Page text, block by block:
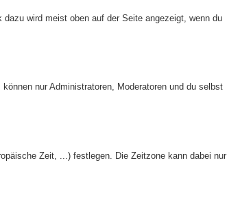
wird meist oben auf der Seite angezeigt, wenn du
nur Administratoren, Moderatoren und du selbst
Zeit, ...) festlegen. Die Zeitzone kann dabei nur